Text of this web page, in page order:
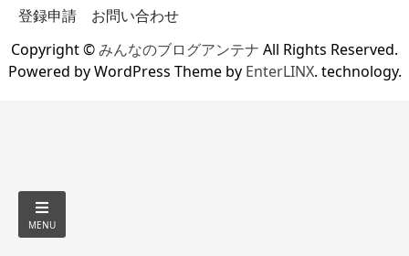
登録申請
お問い合わせ
Copyright ©みんなのブログアンテナ All Rights Reserved.
Powered by WordPress Theme by EnterLINX. technology.
MENU